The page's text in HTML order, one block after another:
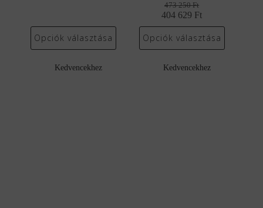
640
300 Ft.
547
457 Ft.
Opciók választása
Kedvencekhez
473 250Ft
Original
price
was:
404 629 Ft
Current
price
is:
Opciók választása
Kedvencekhez